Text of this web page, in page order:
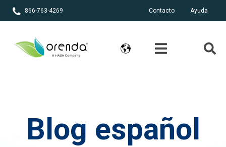
866-763-4269 Contacto Ayuda
Blog español